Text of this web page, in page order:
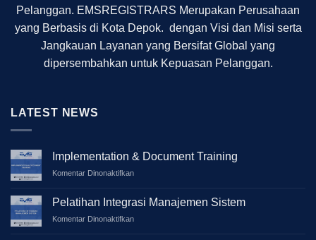
Pelanggan. EMSREGISTRARS Merupakan Perusahaan
yang Berbasis di Kota Depok. dengan Visi dan Misi serta
Jangkauan Layanan yang Bersifat Global yang
dipersembahkan untuk Kepuasan Pelanggan.
LATEST NEWS
Implementation & Document Training
Komentar Dinonaktifkanpada
Document
Training
Pelatihan Integrasi Manajemen Sistem
Komentar Dinonaktifkanpada